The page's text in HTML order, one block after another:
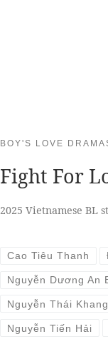
BOY'S LOVE
Fight For
2025 Vietnamese BL
Cao Tiêu Thanh
Nguyễn Dương An
Nguyễn Thái Khang
Nguyễn Tiến Hải